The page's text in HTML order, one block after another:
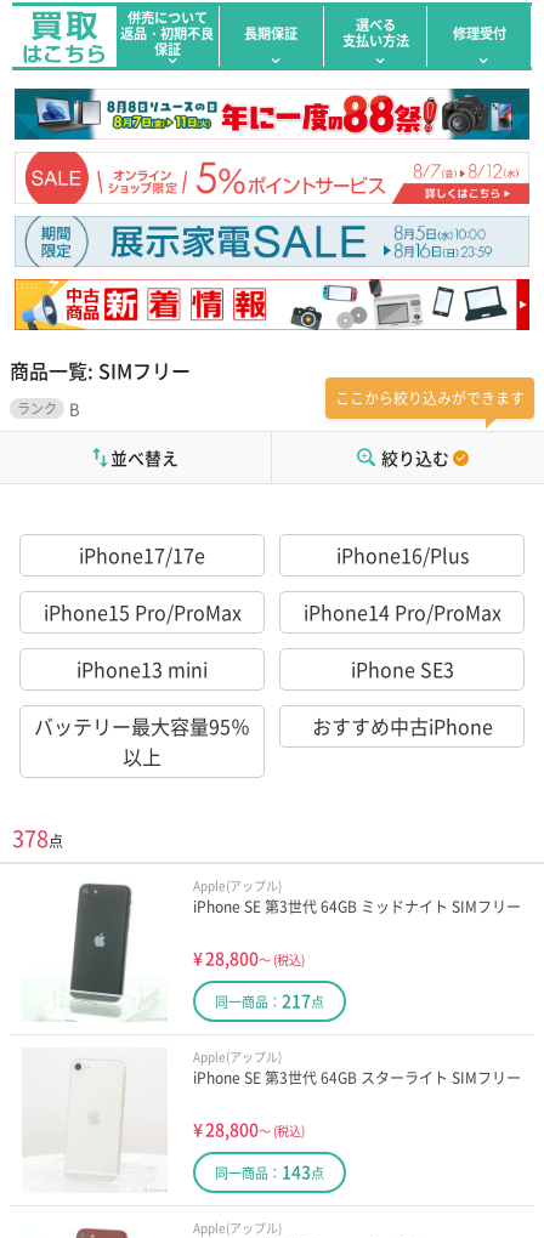
併売について
返品・初期不良
保証
長期保証 選べる
支払い方法 修理受付
商品一覧: SIMフリー
ランク B ここから絞り込みができます
絞り込む
並べ替え
iPhone17/17e
iPhone16/Plus
iPhone15 Pro/ProMax
iPhone14 Pro/ProMax
iPhone13 mini
iPhone SE3
バッテリー最大容量95％
以上
おすすめ中古iPhone
378点
Apple(アップル)
iPhone SE 第3世代 64GB ミッドナイト SIMフリー
¥28,800～ (税込)
同一商品： 217点
Apple(アップル)
iPhone SE 第3世代 64GB スターライト SIMフリー
¥28,800～ (税込)
同一商品： 143点
Apple(アップル)